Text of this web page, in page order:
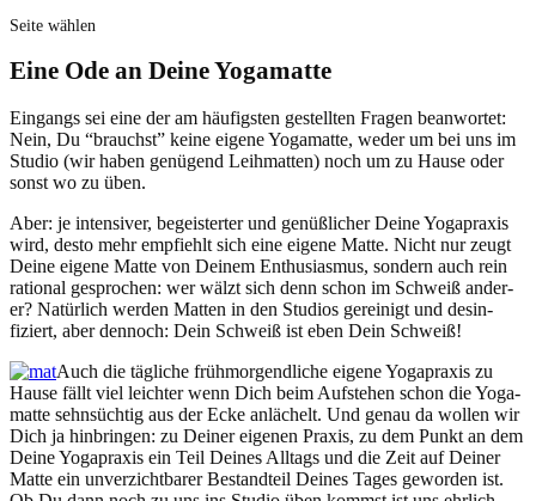
Seite wählen
Eine Ode an Deine Yogamatte
Ein­gangs sei eine der am häu­fig­sten gestell­ten Fra­gen bean­wortet:
Nein, Du “brauchst” keine eigene Yoga­mat­te, wed­er um bei uns im
Stu­dio (wir haben genü­gend Leih­mat­ten) noch um zu Hause oder
son­st wo zu üben.
Aber: je inten­siv­er, begeis­tert­er und genüßlich­er Deine Yogaprax­is
wird, desto mehr emp­fiehlt sich eine eigene Mat­te. Nicht nur zeugt
Deine eigene Mat­te von Deinem Enthu­si­as­mus, son­dern auch rein
ratio­nal gesprochen: wer wälzt sich denn schon im Schweiß ander­
er? Natür­lich wer­den Mat­ten in den Stu­dios gere­inigt und desin­
fiziert, aber den­noch: Dein Schweiß ist eben Dein Schweiß!
Auch die tägliche früh­mor­gendliche eigene Yogaprax­is zu
Hause fällt viel leichter wenn Dich beim Auf­ste­hen schon die Yoga­
mat­te sehn­süchtig aus der Ecke anlächelt. Und genau da wollen wir
Dich ja hin­brin­gen: zu Dein­er eige­nen Prax­is, zu dem Punkt an dem
Deine Yogaprax­is ein Teil Deines All­t­ags und die Zeit auf Dein­er
Mat­te ein unverzicht­bar­er Bestandteil Deines Tages gewor­den ist.